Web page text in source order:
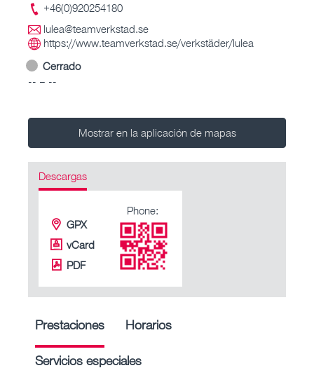
+46(0)920254180
lulea@teamverkstad.se
https://www.teamverkstad.se/verkstäder/lulea
Cerrado
-- – --
Mostrar en la aplicación de mapas
Descargas
GPX
vCard
PDF
Phone:
Prestaciones Horarios
Servicios especiales